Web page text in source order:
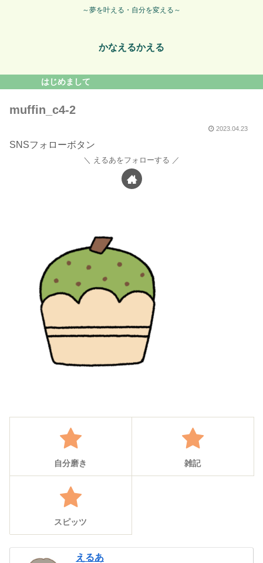
～夢を叶える・自分を変える～
かなえるかえる
はじめまして
muffin_c4-2
2023.04.23
SNSフォローボタン
えるあをフォローする
自分磨き 雑記
スピッツ
えるあ